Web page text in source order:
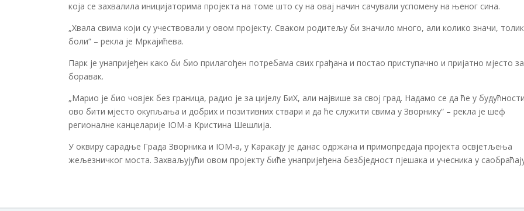
која се захвалила иницијаторима пројекта на томе што су на овај начин сачували успомену на њеног сина.
„Хвала свима који су учествовали у овом пројекту. Сваком родитељу би значило много, али колико значи,
боли“ – рекла је Мркајићева.
Парк је унапријеђен како би био прилагођен потребама свих грађана и постао приступачно и пријатно мјесто за
боравак.
„Марио је био човјек без граница, радио је за цијелу БиХ, али највише за свој град. Надамо се да ће у будућности
ово бити мјесто окупљања и добрих и позитивних ствари и да ће служити свима у Зворнику“ – рекла је шеф
регионалне канцеларије IOM-а Кристина Шешлија.
У оквиру сарадње Града Зворника и IOM-а, у Каракају је данас одржана и примопредаја пројекта освјетљења
жељезничког моста. Захваљујући овом пројекту биће унапријеђена безбједност пјешака и учесника у